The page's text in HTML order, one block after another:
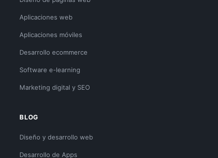
Aplicaciones web
Aplicaciones móviles
Desarrollo ecommerce
Software e-learning
Marketing digital y SEO
BLOG
Diseño y desarrollo web
Desarrollo de Apps